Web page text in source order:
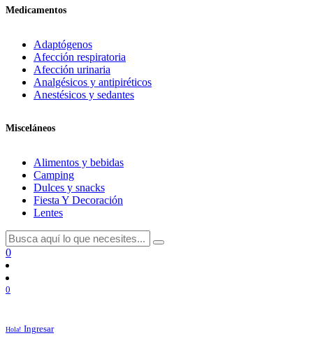
Medicamentos
Adaptógenos
Afección respiratoria
Afección urinaria
Analgésicos y antipiréticos
Anestésicos y sedantes
Misceláneos
Alimentos y bebidas
Camping
Dulces y snacks
Fiesta Y Decoración
Lentes
0
0
Hola! Ingresar